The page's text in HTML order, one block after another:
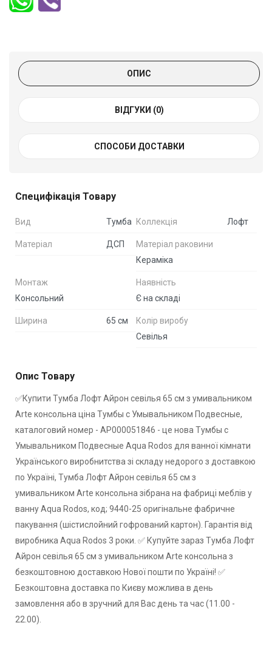
ОПИС
ВІДГУКИ (0)
СПОСОБИ ДОСТАВКИ
Специфікація Товару
Вид Тумба Коллекція Лофт
Матеріал ДСП
Матеріал раковини
Кераміка
Монтаж
Консольний
Наявність
Є на складі
Ширина 65 см
Колір виробу
Севілья
Опис Товару
✅Купити Тумба Лофт Айрон севілья 65 см з умивальником
Arte консольна ціна Тумбы с Умывальником Подвесные,
каталоговий номер - АР000051846 - це нова Тумбы с
Умывальником Подвесные Aqua Rodos для ванної кімнати
Українського виробнитства зі складу недорого з доставкою
по Україні, Тумба Лофт Айрон севілья 65 см з
умивальником Arte консольна зібрана на фабриці меблів у
ванну Aqua Rodos, код; 9440-25 оригінальне фабричне
пакування (шістислойний гофрований картон). Гарантія від
виробника Aqua Rodos 3 роки. ✅ Купуйте зараз Тумба Лофт
Айрон севілья 65 см з умивальником Arte консольна з
безкоштовною доставкою Нової пошти по Україні! ✅
Безкоштовна доставка по Києву можлива в день
замовлення або в зручний для Вас день та час (11.00 -
22.00).